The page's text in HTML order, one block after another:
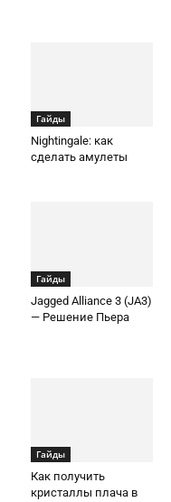
Гайды
Nightingale: как
сделать амулеты
Гайды
Jagged Alliance 3 (JA3)
— Решение Пьера
Гайды
Как получить
кристаллы плача в